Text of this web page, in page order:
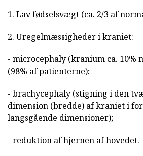
1. Lav fødselsvægt (ca. 2/3 af
2. Uregelmæssigheder i kraniet:
- microcephaly (kranium ca. 10%
(98% af patienterne);
- brachycephaly (stigning i den
dimension (bredde) af kraniet i
langsgående dimensioner);
- reduktion af hjernen af hovedet.